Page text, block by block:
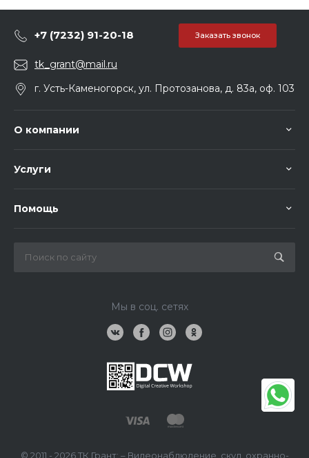
+7 (7232) 91-20-18 Заказать звонок
tk_grant@mail.ru
г. Усть-Каменогорск, ул. Протозанова, д. 83а, оф. 103
О компании
Услуги
Помощь
Мы в соц. сетях
© 2011 - 2026 ТК Грант: – Видеонаблюдение, скуд, охранно-